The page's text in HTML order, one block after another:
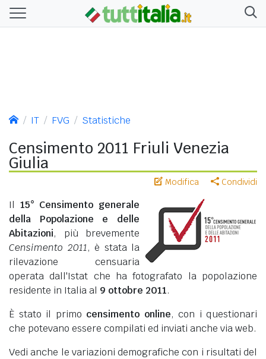
IT FVG Statistiche
Censimento 2011 Friuli Venezia
Giulia
Modifica Condividi
Il 15° Censimento generale
della Popolazione e delle
Abitazioni, più brevemente
Censimento 2011, è stata la
rilevazione censuaria
operata dall'Istat che ha fotografato la popolazione
residente in Italia al 9 ottobre 2011.
È stato il primo censimento online, con i questionari
che potevano essere compilati ed inviati anche via web.
Vedi anche le variazioni demografiche con i risultati del